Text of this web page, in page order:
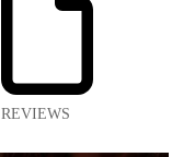
REVIEWS